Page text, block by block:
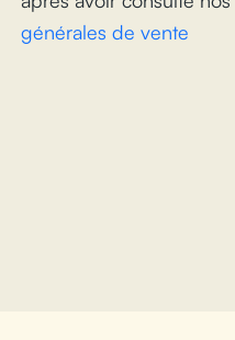
générales de vente